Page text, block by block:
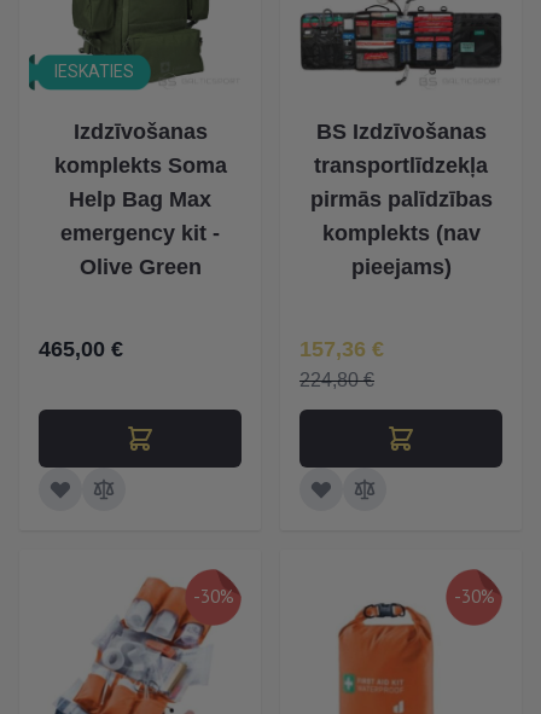
IESKATIES
Izdzīvošanas
komplekts Soma
Help Bag Max
emergency kit -
Olive Green
465,00 €
BS Izdzīvošanas
transportlīdzekļa
pirmās palīdzības
komplekts (nav
pieejams)
Īpaša Cena
157,36 €
224,80 €
-30% -30%